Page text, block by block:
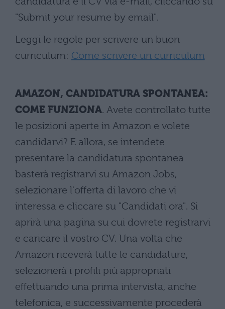
"Submit your resume by email".
Leggi le regole per scrivere un buon
curriculum: Come scrivere un curriculum
AMAZON, CANDIDATURA SPONTANEA:
COME FUNZIONA. Avete controllato tutte
le posizioni aperte in Amazon e volete
candidarvi? E allora, se intendete
presentare la candidatura spontanea
basterà registrarvi su Amazon Jobs,
selezionare l'offerta di lavoro che vi
interessa e cliccare su "Candidati ora". Si
aprirà una pagina su cui dovrete registrarvi
e caricare il vostro CV. Una volta che
Amazon riceverà tutte le candidature,
selezionerà i profili più appropriati
effettuando una prima intervista, anche
telefonica, e successivamente procederà